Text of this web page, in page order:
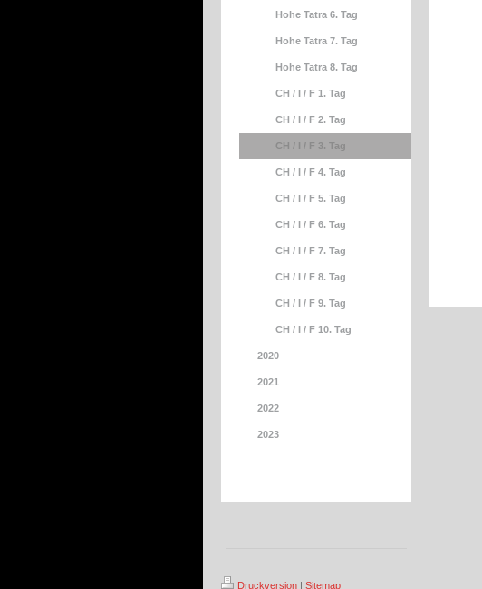
Hohe Tatra 6. Tag
Hohe Tatra 7. Tag
Hohe Tatra 8. Tag
CH / I / F 1. Tag
CH / I / F 2. Tag
CH / I / F 3. Tag
CH / I / F 4. Tag
CH / I / F 5. Tag
CH / I / F 6. Tag
CH / I / F 7. Tag
CH / I / F 8. Tag
CH / I / F 9. Tag
CH / I / F 10. Tag
2020
2021
2022
2023
Druckversion | Sitemap